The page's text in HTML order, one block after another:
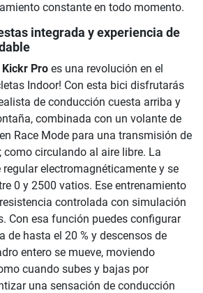
constante en todo momento.
integrada y experiencia de
Pro es una revolución en el
Indoor! Con esta bici disfrutarás
de conducción cuesta arriba y
combinada con un volante de
Race Mode para una transmisión de
como circulando al aire libre. La
regular electromagnéticamente y se
0 y 2500 vatios. Ese entrenamiento
controlada con simulación
Con esa función puedes configurar
de hasta el 20 % y descensos de
entero se mueve, moviendo
cuando subes y bajas por
una sensación de conducción